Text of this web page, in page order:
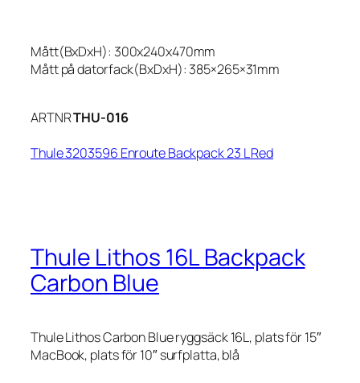
Mått(BxDxH): 300x240x470mm
Mått på datorfack(BxDxH): 385×265×31mm
ARTNRTHU-016
Thule 3203596 Enroute Backpack 23 L Red
Thule Lithos 16L Backpack
Carbon Blue
Thule Lithos Carbon Blue ryggsäck 16L, plats för 15″
MacBook, plats för 10″ surfplatta, blå